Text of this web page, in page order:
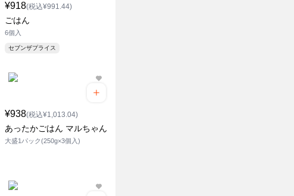
¥918(税込¥991.44)
ごはん
6個入
セブンザプライス
¥938(税込¥1,013.04)
あったかごはん マルちゃん
大盛1パック(250g×3個入)